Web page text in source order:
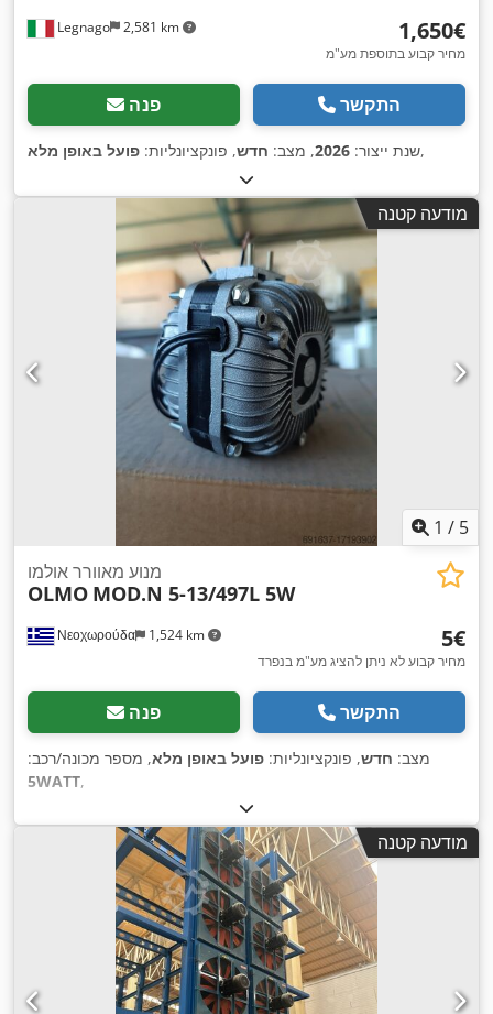
Legnago 2,581 km ‏1,650 ‏€
מחיר קבוע בתוספת מע"מ
פנה התקשר
שנת ייצור: 2026, מצב: חדש, פונקציונליות: פועל באופן מלא ,
מודעה קטנה
1 / 5
Νεοχωρούδα 1,524 km
מנוע מאוורר אולמו
OLMO MOD.N 5-13/497L 5W
‏5 ‏€
מחיר קבוע לא ניתן להציג מע"מ בנפרד
פנה התקשר
מצב: חדש, פונקציונליות: פועל באופן מלא, מספר מכונה/רכב:
5WATT,
מודעה קטנה